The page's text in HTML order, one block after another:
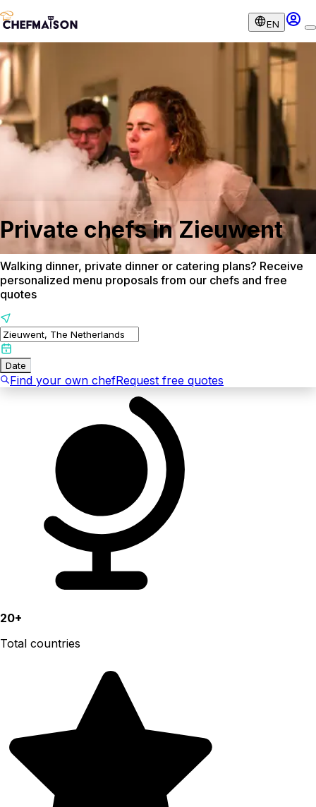
EN
Private chefs in Zieuwent
Walking dinner, private dinner or catering plans? Receive
personalized menu proposals from our chefs and free
quotes
Date
Find your own chefRequest free quotes
20+
Total countries